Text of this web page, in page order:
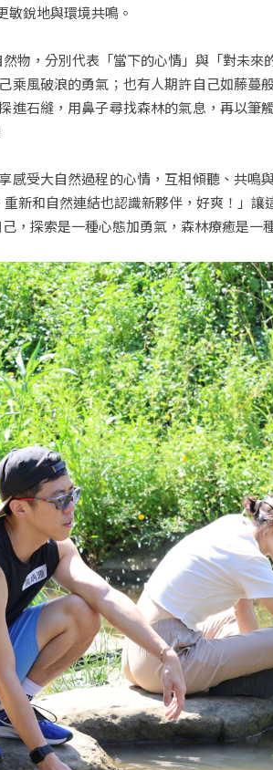
銳地與環境共鳴。
物，分別代表「當下的心情」與「對未
風破浪的勇氣；也有人期許自己如藤蔓
進石縫，用鼻子尋找森林的氣息，再以筆
受大自然過程的心情，互相傾聽、共鳴
新和自然連結也認識新夥伴，好爽！」
，探索是一種心態加勇氣，森林療癒是一